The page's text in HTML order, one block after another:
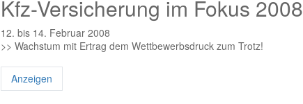
Kfz-Versicherung im Fokus 2008
12. bis 14. Februar 2008
>> Wachstum mit Ertrag dem Wettbewerbsdruck zum Trotz!
Anzeigen